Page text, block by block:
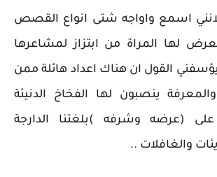
اسمع واواجه شتى انواع القصص
لها المراة من ابتزاز لمشاعرها
القول ان هناك اعداد هائلة ممن
ينصبون لها الفخاخ الدنيئة
على (عرضه وشرفه )بلغتنا الدارجة
والغافلات ..